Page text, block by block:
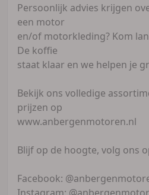
Persoonlijk advies krijgen
een motor
en/of motorkleding? Kom
De koffie
staat klaar en we helpen je
Bekijk ons volledige
prijzen op
www.anbergenmotoren.nl
Blijf op de hoogte, volg ons
Facebook: